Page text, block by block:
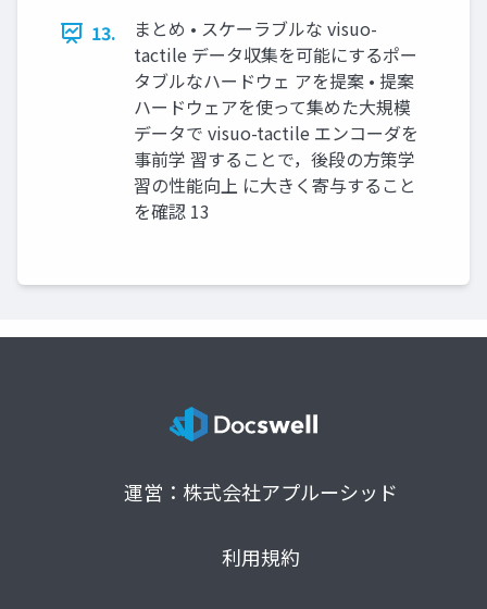
13.
まとめ • スケーラブルな visuo-
tactile データ収集を可能にするポー
タブルなハードウェ アを提案 • 提案
ハードウェアを使って集めた大規模
データで visuo-tactile エンコーダを
事前学 習することで，後段の方策学
習の性能向上 に大きく寄与すること
を確認 13
運営：株式会社アプルーシッド
利用規約